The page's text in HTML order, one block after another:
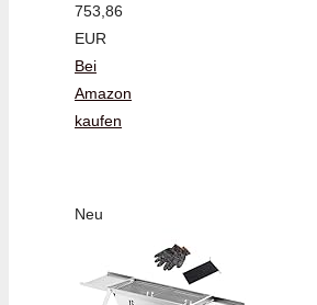
753,86
EUR
Bei
Amazon
kaufen
Neu